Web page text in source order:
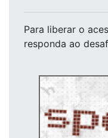
Para liberar o
responda ao